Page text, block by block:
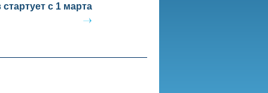
с 1 марта